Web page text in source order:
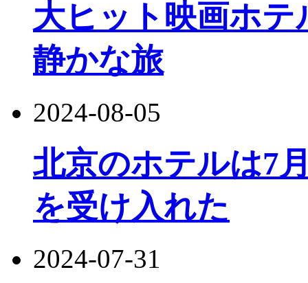
大ヒット映画ホ
静かな旅
2024-08-05
北京のホテルは7
を受け入れた
2024-07-31